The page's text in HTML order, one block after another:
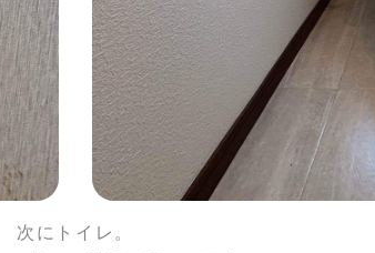
次にトイレ。